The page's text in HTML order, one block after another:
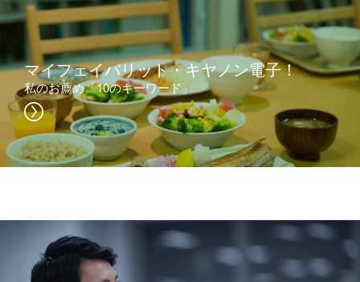
マイフェイバリット・キヤノン電子！
私のお薦め「10のキーワード」